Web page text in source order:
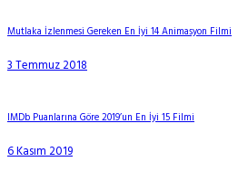
Mutlaka İzlenmesi Gereken En İyi 14 Animasyon Filmi
3 Temmuz 2018
IMDb Puanlarına Göre 2019’un En İyi 15 Filmi
6 Kasım 2019